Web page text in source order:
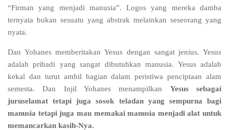
“Firman yang menjadi manusia”. Logos yang mereka damba
ternyata bukan sesuatu yang abstrak melainkan seseorang yang
nyata.
Dan Yohanes memberitakan Yesus dengan sangat jenius. Yesus
adalah pribadi yang sangat dibutuhkan manusia. Yesus adalah
kekal dan turut ambil bagian dalam peristiwa penciptaan alam
semesta. Dan Injil Yohanes menampilkan Yesus sebagai
juruselamat tetapi juga sosok teladan yang sempurna bagi
manusia tetapi juga mau memakai manusia menjadi alat untuk
memancarkan kasih-Nya.